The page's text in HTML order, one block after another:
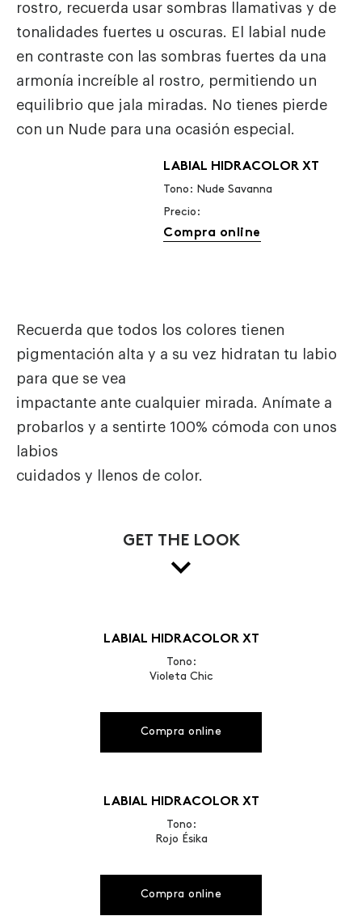
rostro, recuerda usar sombras llamativas y de
tonalidades fuertes u oscuras. El labial nude
en contraste con las sombras fuertes da una
armonía increíble al rostro, permitiendo un
equilibrio que jala miradas. No tienes pierde
con un Nude para una ocasión especial.
LABIAL HIDRACOLOR XT
Tono: Nude Savanna
Precio:
Compra online
Recuerda que todos los colores tienen
pigmentación alta y a su vez hidratan tu labio
para que se vea
impactante ante cualquier mirada. Anímate a
probarlos y a sentirte 100% cómoda con unos
labios
cuidados y llenos de color.
GET THE LOOK
LABIAL HIDRACOLOR XT
Tono:
Violeta Chic
Compra online
LABIAL HIDRACOLOR XT
Tono:
Rojo Ésika
Compra online